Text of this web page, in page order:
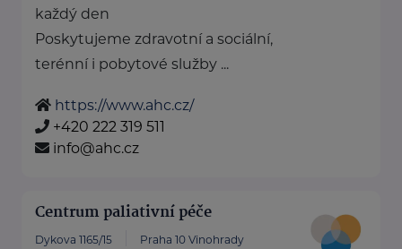
každý den
Poskytujeme zdravotní a sociální,
terénní i pobytové služby ...
https://www.ahc.cz/
+420 222 319 511
info@ahc.cz
Centrum paliativní péče
Dykova 1165/15 Praha 10 Vinohrady